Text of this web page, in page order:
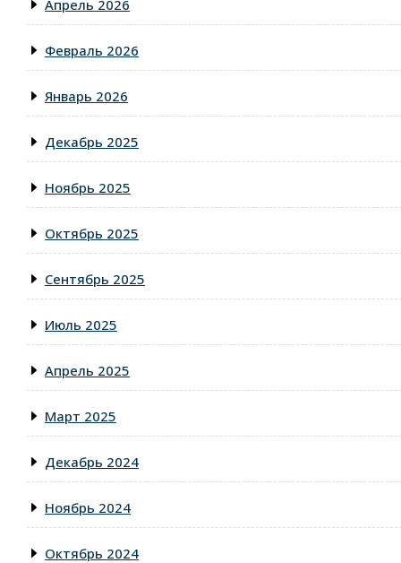
Апрель 2026
Февраль 2026
Январь 2026
Декабрь 2025
Ноябрь 2025
Октябрь 2025
Сентябрь 2025
Июль 2025
Апрель 2025
Март 2025
Декабрь 2024
Ноябрь 2024
Октябрь 2024